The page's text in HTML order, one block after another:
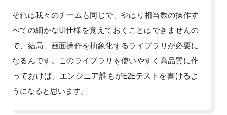
それは我々のチームも同じで、やはり相当数の操作す
べての細かなUI仕様を覚えておくことはできませんの
で、結局、画面操作を抽象化するライブラリが必要に
なるんです。このライブラリを使いやすく高品質に作
っておけば、エンジニア誰もがE2Eテストを書けるよ
うになると思います。